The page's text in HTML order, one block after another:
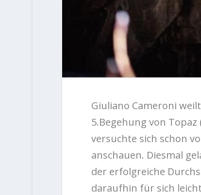
Giuliano Cameroni
5.Begehung von Topaz
versuchte sich schon
anschauen. Diesmal
der erfolgreiche
daraufhin für sich